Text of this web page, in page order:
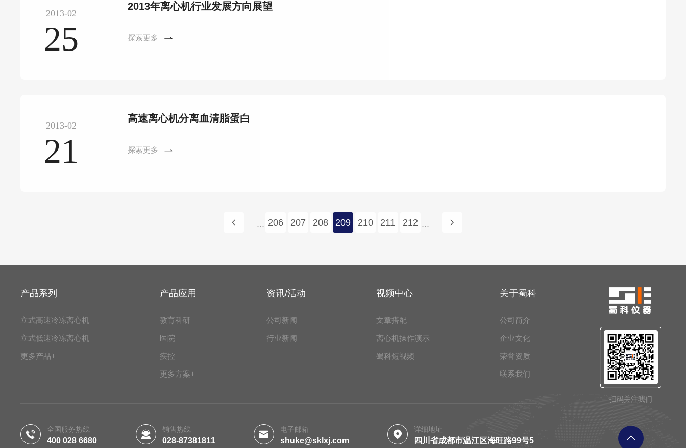
2013-02
25
2013年离心机行业发展方向展望
探索更多
2013-02
21
高速离心机分离血清脂蛋白
探索更多
... 206 207 208 209 210 211 212 ...
产品系列
立式高速冷冻离心机
立式低速冷冻离心机
更多产品+
产品应用
教育科研
医院
疾控
更多方案+
资讯/活动
公司新闻
行业新闻
视频中心
文章搭配
离心机操作演示
蜀科短视频
关于蜀科
公司简介
企业文化
荣誉资质
联系我们
全国服务热线
400 028 6680
销售热线
028-87381811
电子邮箱
shuke@sklxj.com
详细地址
四川省成都市温江区海旺路99号5
扫码关注我们